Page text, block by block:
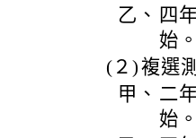
乙、 四
始。
(２)複選
甲、 二
始。